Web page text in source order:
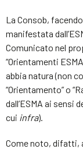
La Consob,
manifestata
Comunicato nel
“Orientamenti
abbia natura (non
“Orientamento” o
dall’ESMA ai sensi
cui infra).
Come noto, difatti,